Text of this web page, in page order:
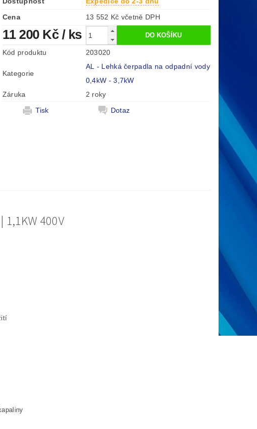
Cena
13 552 Kč včetně DPH
11 200 Kč / ks
Kód produktu 203020
Kategorie
AL - Lehká čerpadla na odpadní vody
0,4kW - 3,7kW
Záruka
2 roky
Tisk
Dotaz
1,1KW 400V